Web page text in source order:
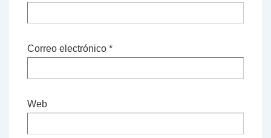
Correo electrónico *
Web